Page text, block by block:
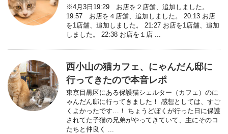
※4月3日19:29 お店を２店舗、追加しました。
19:57 お店を４店舗、追加しました。 20:13 お店
を1店舗、追加しました。 21:27 お店を1店舗、追加
しました。 22:38 お店を１店 ...
西小山の猫カフェ、にゃんだん邸に
行ってきたので本音レポ
東京目黒区にある保護猫シェルター（カフェ）のに
ゃんだん邸に行ってきました！ 感想としては、すご
くよかったです…！ ちょうどぼくが行った日に保護
されてた子猫の兄弟がやってきていて、主にそのコ
たちと仲良く ...